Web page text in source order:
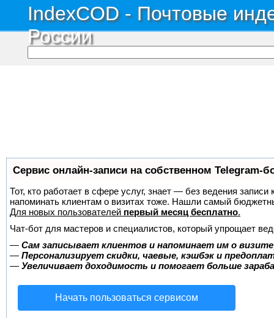
IndexCOD - Почтовые
России
Сервис онлайн-записи на собственном Telegram-
Тот, кто работает в сфере услуг, знает — без ведения
напоминать клиентам о визитах тоже. Нашли самый
Для новых пользователей первый месяц бесплатно.
Чат-бот для мастеров и специалистов, который упрощает
— Сам записывает клиентов и напоминает им о
— Персонализирует скидки, чаевые, кэшбэк и
— Увеличивает доходимость и помогает больше
Начать пользоваться сервисом